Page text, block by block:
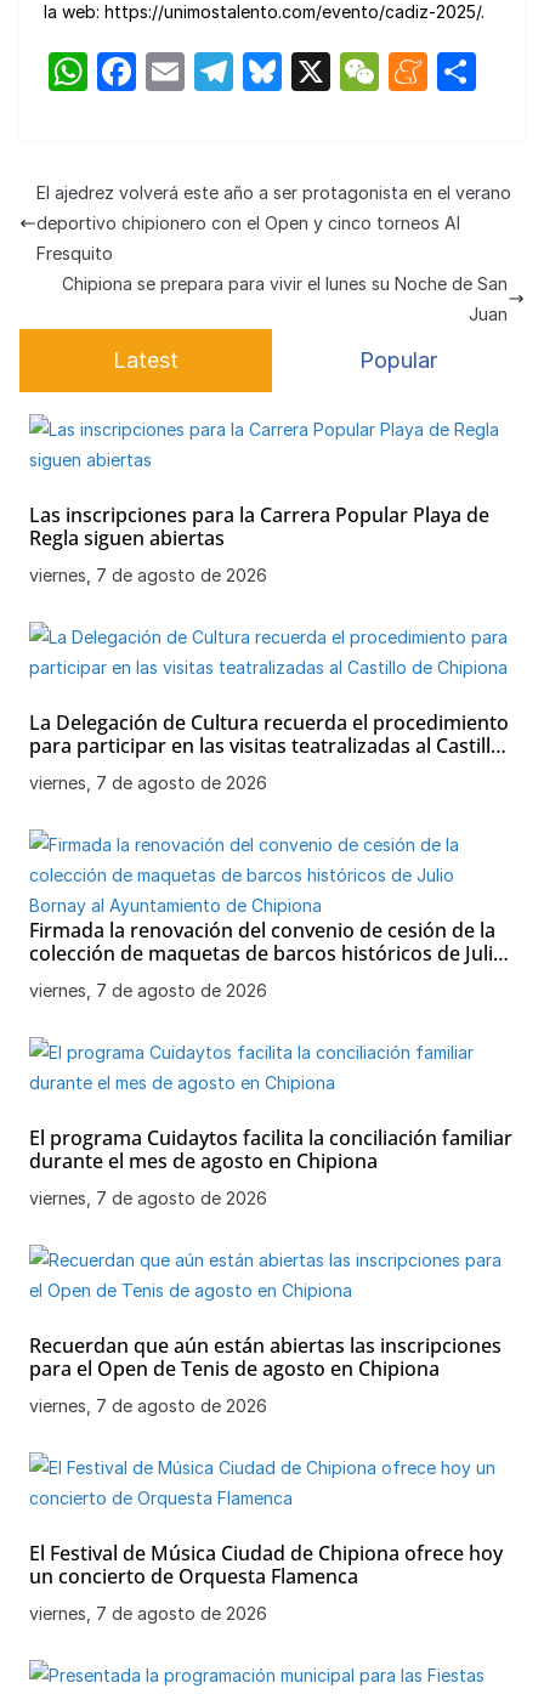
la web: https://unimostalento.com/evento/cadiz-2025/.
W
s
A
p
p
F
e
b
o
k
E
T
gr
a
Bl
s
k
y
X
W
h
at
M
e
a
m
e
p
tir
El ajedrez volverá este año a ser protagonista en el verano
deportivo chipionero con el Open y cinco torneos Al
Fresquito
Chipiona se prepara para vivir el lunes su Noche de San
Juan
Latest Popular
Las inscripciones para la Carrera Popular Playa de
Regla siguen abiertas
viernes, 7 de agosto de 2026
La Delegación de Cultura recuerda el procedimiento
para participar en las visitas teatralizadas al Castillo
de Chipiona
viernes, 7 de agosto de 2026
Firmada la renovación del convenio de cesión de la
colección de maquetas de barcos históricos de Julio
Bornay al Ayuntamiento de Chipiona
viernes, 7 de agosto de 2026
El programa Cuidaytos facilita la conciliación familiar
durante el mes de agosto en Chipiona
viernes, 7 de agosto de 2026
Recuerdan que aún están abiertas las inscripciones
para el Open de Tenis de agosto en Chipiona
viernes, 7 de agosto de 2026
El Festival de Música Ciudad de Chipiona ofrece hoy
un concierto de Orquesta Flamenca
viernes, 7 de agosto de 2026